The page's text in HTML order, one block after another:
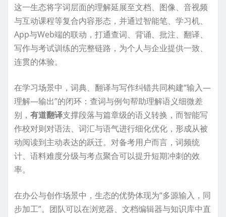
这一生态将字词层面的理解延展至文档、图像、音视频
与互动课程等复合内容形态，并通过智能笔、学习机、
App与Web端的联动，打通查词、背诵、批注、翻译、
写作与考试训练的完整链路，为个人与企业提供一致、
连贯的体验。
在学习场景中，词典、翻译与写作纠错共同构建“输入—
理解—输出”的闭环：查词与例句帮助理解语义细微差
别， 有道翻译支撑段落与篇章级的语义转换，而智能写
作校对则对语法、词汇与语气进行细化优化，形成从被
动阅读到主动表达的跃迁。对备考用户而言，词频统
计、语料难度分级与考点聚合可以提升短期冲刺的效
率。
在办公与创作场景中，生态的优势体现为“多源输入，同
步加工”。团队可以在浏览器、文档编辑器与知识库中直